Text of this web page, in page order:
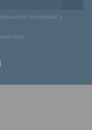
oraz skorzystać z